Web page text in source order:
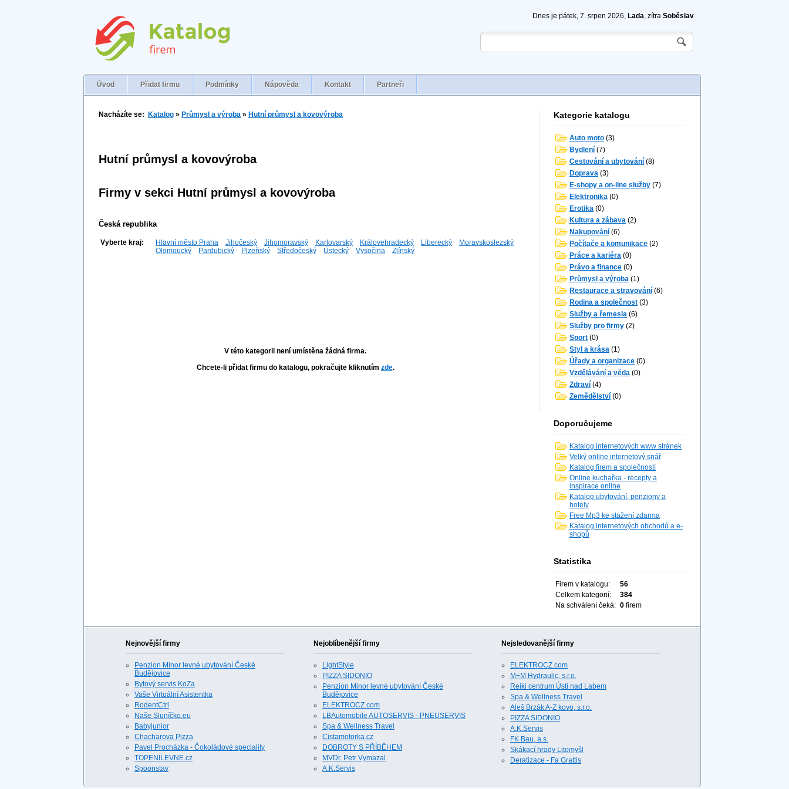
Dnes je pátek, 7. srpen 2026, Lada, zítra Soběslav
Úvod Přidat firmu Podmínky Nápověda Kontakt Partneři
Nacházíte se: Katalog » Průmysl a výroba » Hutní průmysl a kovovýroba
Hutní průmysl a kovovýroba
Firmy v sekci Hutní průmysl a kovovýroba
Česká republika
Vyberte kraj: Hlavní město Praha Jihočeský Jihomoravský Karlovarský Královehradecký Liberecký
Moravskoslezský
Olomoucký
Pardubický Plzeňský Středočeský Ústecký Vysočina Zlínský
V této kategorii není umístěna žádná firma.
Chcete-li přidat firmu do katalogu, pokračujte kliknutím zde.
Kategorie katalogu
Auto moto (3)
Bydlení (7)
Cestování a ubytování (8)
Doprava (3)
E-shopy a on-line služby (7)
Elektronika (0)
Erotika (0)
Kultura a zábava (2)
Nakupování (6)
Počítače a komunikace (2)
Práce a kariéra (0)
Právo a finance (0)
Průmysl a výroba (1)
Restaurace a stravování (6)
Rodina a společnost (3)
Služby a řemesla (6)
Služby pro firmy (2)
Sport (0)
Styl a krása (1)
Úřady a organizace (0)
Vzdělávání a věda (0)
Zdraví (4)
Zemědělství (0)
Doporučujeme
Katalog internetových www stránek
Velký online internetový snář
Katalog firem a společností
Online kuchařka - recepty a
inspirace online
Katalog ubytování, penziony a
hotely
Free Mp3 ke stažení zdarma
Katalog internetových obchodů a e-
shopů
Statistika
Firem v katalogu:
56
Celkem kategorií:
384
Na schválení čeká: 0 firem
Nejnovější firmy
Penzion Minor levné ubytování České
Budějovice
Bytový servis KoZa
Vaše Virtuální Asistentka
RodentCtrl
Naše Sluníčko.eu
Babyjunior
Chacharova Pizza
Pavel Procházka - Čokoládové speciality
TOPENILEVNE.cz
Spoonstav
Nejoblíbenější firmy
LightStyle
PIZZA SIDONIO
Penzion Minor levné ubytování České
Budějovice
ELEKTROCZ.com
LBAutomobile AUTOSERVIS - PNEUSERVIS
Spa & Wellness Travel
Cistamotorka.cz
DOBROTY S PŘÍBĚHEM
MVDr. Petr Vymazal
A.K.Servis
Nejsledovanější firmy
ELEKTROCZ.com
M+M Hydraulic, s.r.o.
Reiki centrum Ústí nad Labem
Spa & Wellness Travel
Aleš Brzák A-Z kovo, s.r.o.
PIZZA SIDONIO
A.K.Servis
FK Bau, a.s.
Skákací hrady Litomyšl
Deratizace - Fa Grattis